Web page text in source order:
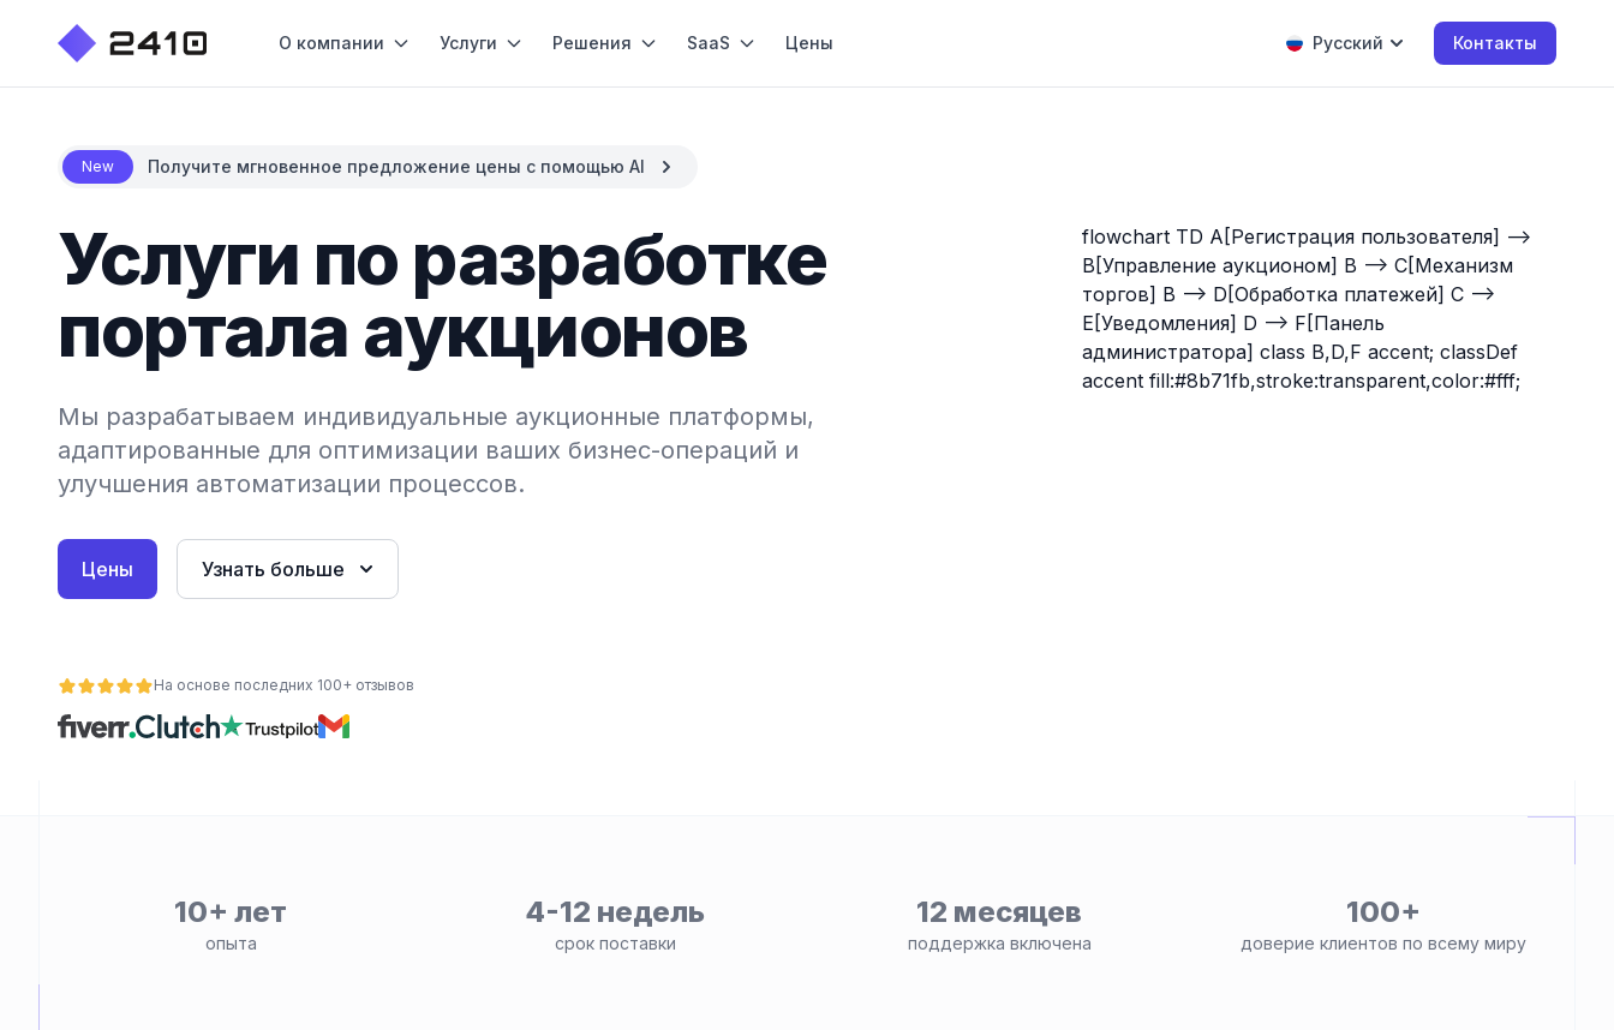
О компании Услуги Решения SaaS Цены Русский Контакты
New Получите мгновенное предложение цены с помощью AI
Услуги по разработке
портала аукционов
Мы разрабатываем индивидуальные аукционные платформы,
адаптированные для оптимизации ваших бизнес-операций и
улучшения автоматизации процессов.
Цены Узнать больше
На основе последних 100+ отзывов
flowchart TD A[Регистрация пользователя] -->
B[Управление аукционом] B --> C[Механизм
торгов] B --> D[Обработка платежей] C -->
E[Уведомления] D --> F[Панель
администратора] class B,D,F accent; classDef
accent fill:#8b71fb,stroke:transparent,color:#fff;
10+ лет
опыта
4-12 недель
срок поставки
12 месяцев
поддержка включена
100+
доверие клиентов по всему миру